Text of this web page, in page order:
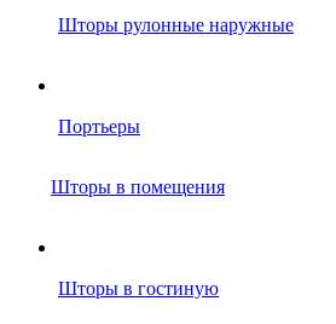
Шторы рулонные наружные
Портьеры
Шторы в помещения
Шторы в гостиную